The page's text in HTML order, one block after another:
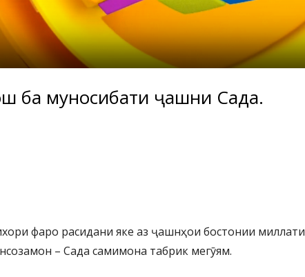
ба муносибати ҷашни Сада.
фаро расидани яке аз ҷашнҳои бостонии миллати
– Сада самимона табрик мегӯям.